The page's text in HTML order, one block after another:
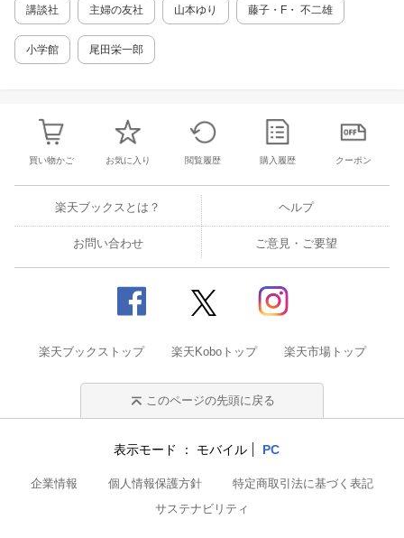
講談社 主婦の友社 山本ゆり 藤子・F・ 不二雄
小学館 尾田栄一郎
買い物かご お気に入り 閲覧履歴 購入履歴 クーポン
楽天ブックスとは？ ヘルプ
お問い合わせ ご意見・ご要望
楽天ブックストップ 楽天Koboトップ 楽天市場トップ
このページの先頭に戻る
表示モード モバイル PC
企業情報 個人情報保護方針
特定商取引法に基づく表記
サステナビリティ